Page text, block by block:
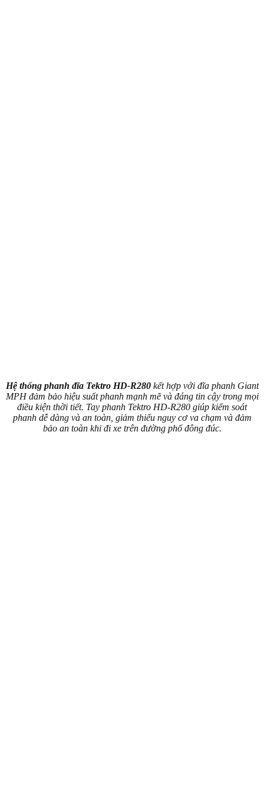
Hệ thống phanh đĩa Tektro HD-R280kết hợp với đĩa phanh Giant
MPH đảm bảo hiệu suất phanh mạnh mẽ và đáng tin cậy trong mọi
điều kiện thời tiết. Tay phanh Tektro HD-R280 giúp kiểm soát
phanh dễ dàng và an toàn, giảm thiểu nguy cơ va chạm và đảm
bảo an toàn khi đi xe trên đường phố đông đúc.